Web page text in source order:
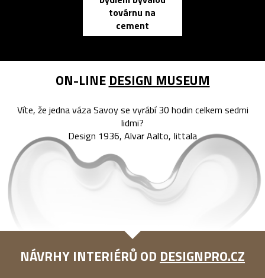
továrnu na
cement
ON-LINE DESIGN MUSEUM
Víte, že jedna váza Savoy se vyrábí 30 hodin celkem sedmi
lidmi?
Design 1936, Alvar Aalto, Iittala
NÁVRHY INTERIÉRŮ OD DESIGNPRO.CZ